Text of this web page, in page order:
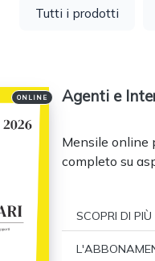
Tutti i prodotti
ONLINE Agenti e
Mensile online
completo su
SCOPRI DI PIÙ